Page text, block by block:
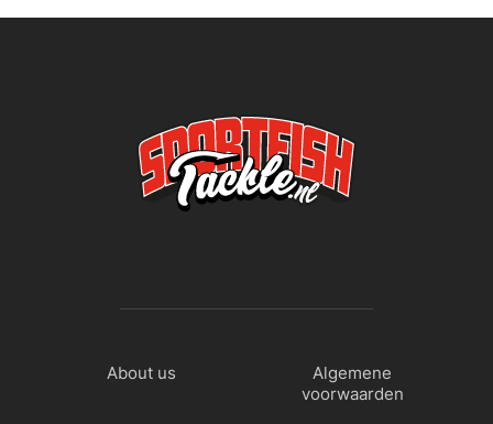
About us
Algemene
voorwaarden